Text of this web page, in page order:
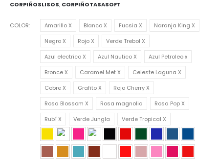
CORPIÑOSLISOS, CORPIÑOTASASOFT
COLOR Amarillo X Blanco X Fucsia X
Naranja King X
Negro X
Rojo X
Verde Trebol X
Azul electrico X
Azul Nautico X
Azul Petroleo x
Bronce X
Caramel Met X
Celeste Laguna X
Cobre X
Grafito X
Rojo Cherry X
Rosa Blossom X
Rosa magnolia
Rosa Pop X
Rubí X
Verde Jungla Verde Tropical X